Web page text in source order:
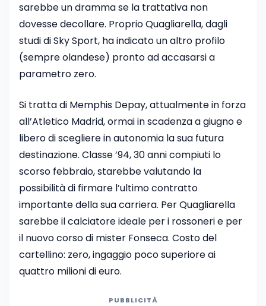
sarebbe un dramma se la trattativa non
dovesse decollare. Proprio Quagliarella, dagli
studi di Sky Sport, ha indicato un altro profilo
(sempre olandese) pronto ad accasarsi a
parametro zero.
Si tratta di Memphis Depay, attualmente in forza
all’Atletico Madrid, ormai in scadenza a giugno e
libero di scegliere in autonomia la sua futura
destinazione. Classe ’94, 30 anni compiuti lo
scorso febbraio, starebbe valutando la
possibilità di firmare l’ultimo contratto
importante della sua carriera. Per Quagliarella
sarebbe il calciatore ideale per i rossoneri e per
il nuovo corso di mister Fonseca. Costo del
cartellino: zero, ingaggio poco superiore ai
quattro milioni di euro.
PUBBLICITÀ